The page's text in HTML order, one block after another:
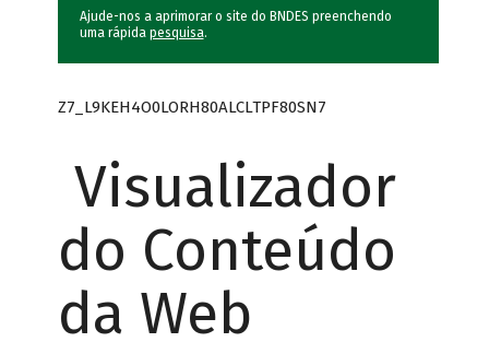
Ajude-nos a aprimorar o site do BNDES preenchendo
uma rápida pesquisa.
Z7_L9KEH4O0LORH80ALCLTPF80SN7
Visualizador
do Conteúdo
da Web